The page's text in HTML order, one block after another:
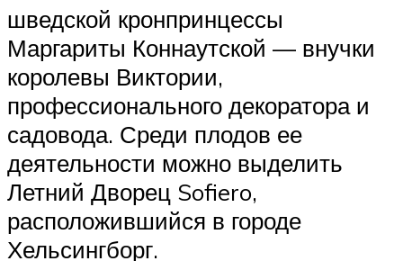
шведской кронпринцессы
Маргариты Коннаутской — внучки
королевы Виктории,
профессионального декоратора и
садовода. Среди плодов ее
деятельности можно выделить
Летний Дворец Sofiero,
расположившийся в городе
Хельсингборг.